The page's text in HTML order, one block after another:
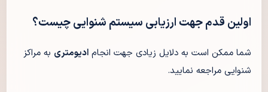
اولین قدم جهت ارزیابی سیستم شنوایی چیست؟
شما ممکن است به دلایل زیادی جهت انجام ادیومتری به مراکز
شنوایی مراجعه نمایید.